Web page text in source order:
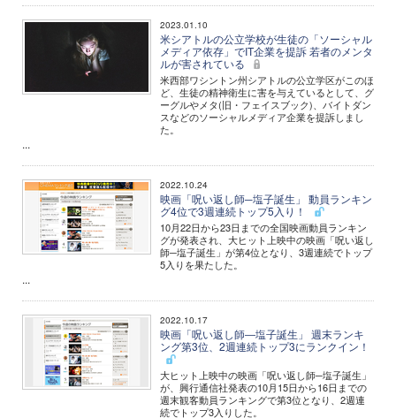
2023.01.10
米シアトルの公立学校が生徒の「ソーシャル
メディア依存」でIT企業を提訴 若者のメンタ
ルが害されている
米西部ワシントン州シアトルの公立学区がこのほ
ど、生徒の精神衛生に害を与えているとして、グ
ーグルやメタ(旧・フェイスブック)、バイトダン
スなどのソーシャルメディア企業を提訴しまし
た。
...
2022.10.24
映画「呪い返し師─塩子誕生」 動員ランキン
グ4位で3週連続トップ5入り！
10月22日から23日までの全国映画動員ランキン
グが発表され、大ヒット上映中の映画「呪い返し
師─塩子誕生」が第4位となり、3週連続でトップ
5入りを果たした。
...
2022.10.17
映画「呪い返し師―塩子誕生」 週末ランキ
ング第3位、2週連続トップ3にランクイン！
大ヒット上映中の映画「呪い返し師─塩子誕生」
が、興行通信社発表の10月15日から16日までの
週末観客動員ランキングで第3位となり、2週連
続でトップ3入りした。